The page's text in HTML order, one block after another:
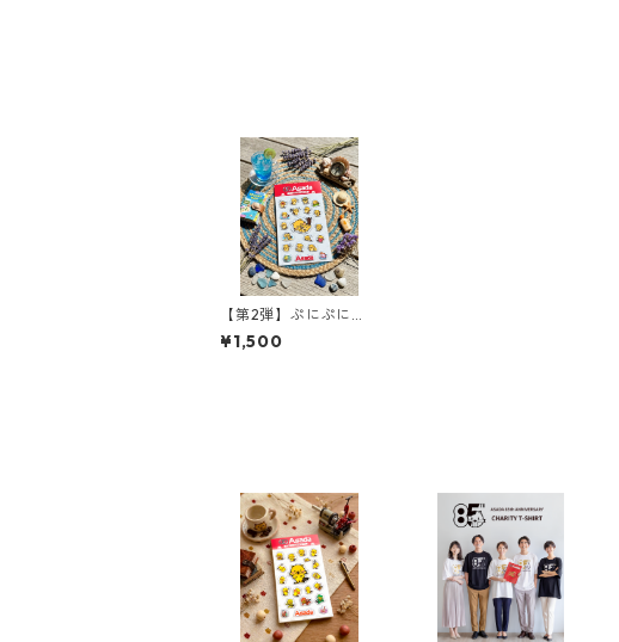
【第2弾】ぷにぷにん
シール
¥1,500